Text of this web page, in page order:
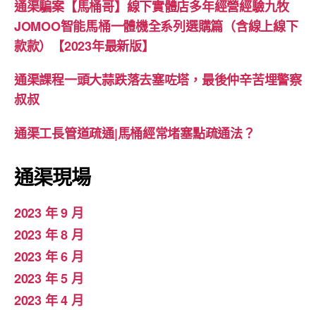
通渠騙案【馬桶哥】線下實體店多年經營經驗九牧
JOMOO智能馬桶一體機全系列選購篇（含線上線下
款款）【2023年最新版】
通渠課程一頭大蒜跌落去塞咗塔，最後仲辛苦埋警察
叔叔
通渠工長管道疏通|馬桶經常堵塞點疏通法？
通渠現場
2023 年 9 月
2023 年 8 月
2023 年 6 月
2023 年 5 月
2023 年 4 月